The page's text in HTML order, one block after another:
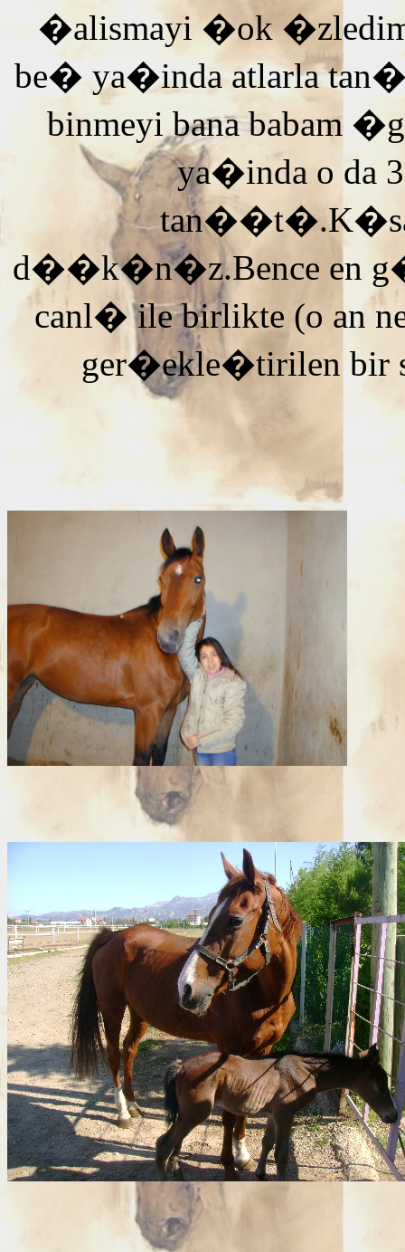
�alismayi �ok
be� ya�inda atlarla
binmeyi bana babam
ya�inda o da
d��k�n�z.Bence en
canl� ile birlikte (o an
ger�ekle�tirilen bir